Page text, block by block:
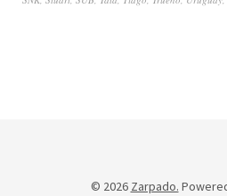
© 2026 Zarpado.